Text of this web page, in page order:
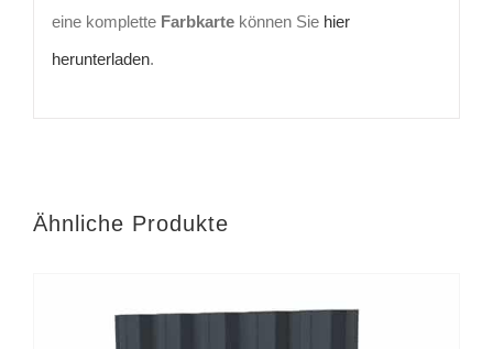
eine komplette Farbkartekönnen Sie hier
herunterladen.
Ähnliche Produkte